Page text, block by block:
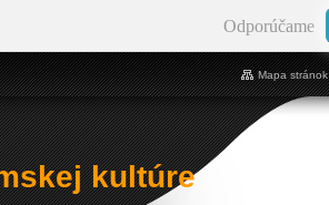
Odporúčame
kultúre
Mapa stránok